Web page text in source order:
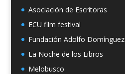
Asociación de Escritoras
ECU film festival
Fundación Adolfo Domínguez
La Noche de los Libros
Melobusco